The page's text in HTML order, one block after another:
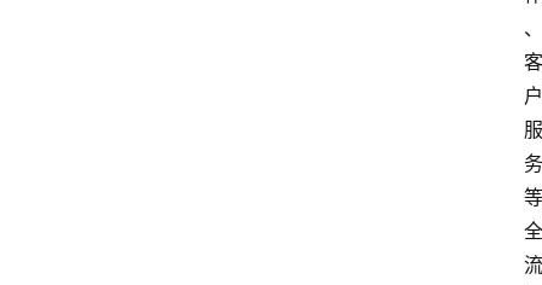
、
客
户
服
务
等
全
流